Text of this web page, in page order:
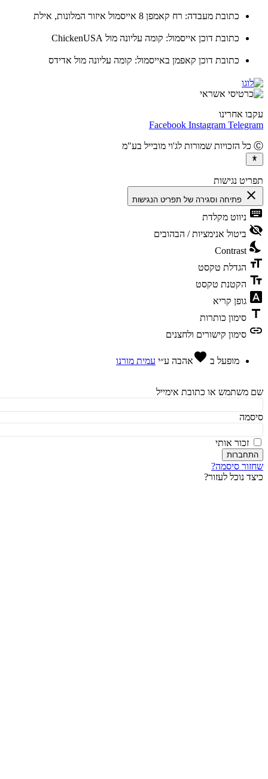
כתובת מעבדה: רח קאמפן 8 אייסמול איזור המלונות, אילת
כתובת דוכן אייסמול: קומה עליונה מול ChickenUSA
כתובת דוכן קאפמן באייסמול: קומה עליונה מול אדידס
אחרינו
Facebook Instagram
נגישות
פתיחה וסגירה של תפריט הנגישות
ניווט מקלדת
ביטול אנימציות / הבהובים
Contrast
הגדלת טקסט
הקטנת טקסט
גופן קריא
סימון כותרות
סימון קישורים ולחצנים
מופעל בfavorite אהבהע״י עמית מורנו
או כתובת אימייל
זכור אותי
סיסמה?
נוכל לעזור?